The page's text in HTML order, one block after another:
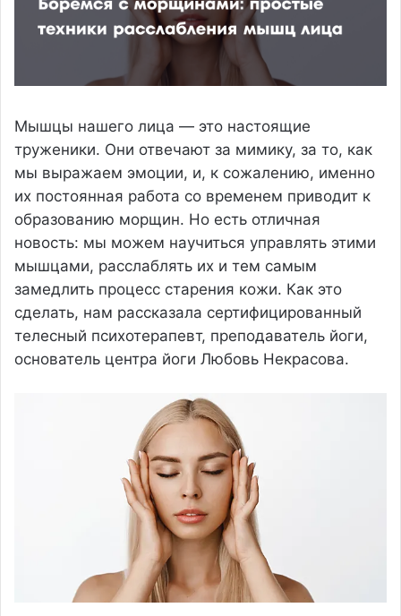
Мышцы нашего лица — это настоящие
труженики. Они отвечают за мимику, за то, как
мы выражаем эмоции, и, к сожалению, именно
их постоянная работа со временем приводит к
образованию морщин. Но есть отличная
новость: мы можем научиться управлять этими
мышцами, расслаблять их и тем самым
замедлить процесс старения кожи. Как это
сделать, нам рассказала сертифицированный
телесный психотерапевт, преподаватель йоги,
основатель центра йоги Любовь Некрасова.